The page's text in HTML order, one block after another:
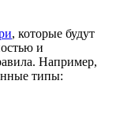
, которые будут
и
Например,
типы: